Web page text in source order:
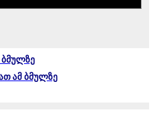
ბმულზე
ამ ბმულზე